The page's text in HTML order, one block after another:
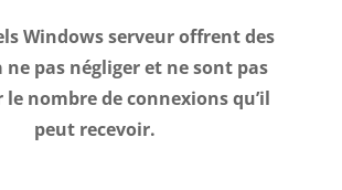
Windows serveur offrent des
ne pas négliger et ne sont pas
nombre de connexions qu’il
peut recevoir.